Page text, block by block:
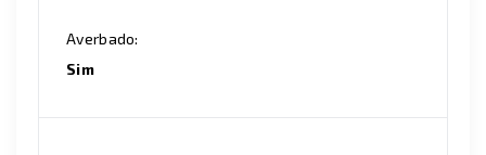
Averbado:
Sim